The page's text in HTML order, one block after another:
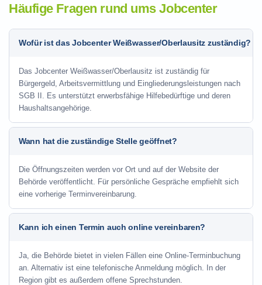
Häufige Fragen rund ums Jobcenter
Wofür ist das Jobcenter Weißwasser/Oberlausitz zuständig?
Das Jobcenter Weißwasser/Oberlausitz ist zuständig für
Bürgergeld, Arbeitsvermittlung und Eingliederungsleistungen nach
SGB II. Es unterstützt erwerbsfähige Hilfebedürftige und deren
Haushaltsangehörige.
Wann hat die zuständige Stelle geöffnet?
Die Öffnungszeiten werden vor Ort und auf der Website der
Behörde veröffentlicht. Für persönliche Gespräche empfiehlt sich
eine vorherige Terminvereinbarung.
Kann ich einen Termin auch online vereinbaren?
Ja, die Behörde bietet in vielen Fällen eine Online-Terminbuchung
an. Alternativ ist eine telefonische Anmeldung möglich. In der
Region gibt es außerdem offene Sprechstunden.